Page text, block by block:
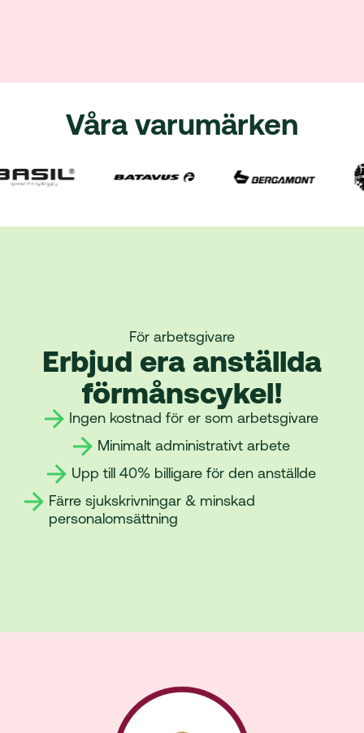
Våra varumärken
För arbetsgivare
Erbjud era anställda
förmånscykel!
Ingen kostnad för er som arbetsgivare
Minimalt administrativt arbete
Upp till 40% billigare för den anställde
Färre sjukskrivningar & minskad
personalomsättning